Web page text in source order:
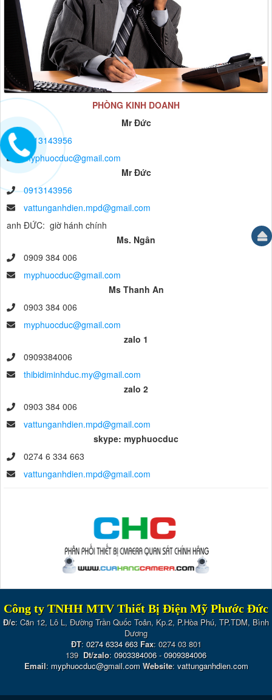
PHÒNG KINH DOANH
Mr Đức
0913143956
myphuocduc@gmail.com
Mr Đức
0913143956
vattunganhdien.mpd@gmail.com
anh ĐỨC: giờ hánh chính
Ms. Ngân
0909 384 006
myphuocduc@gmail.com
Ms Thanh An
0903 384 006
myphuocduc@gmail.com
zalo 1
0909384006
thibidiminhduc.my@gmail.com
zalo 2
0903 384 006
vattunganhdien.mpd@gmail.com
skype: myphuocduc
0274 6 334 663
vattunganhdien.mpd@gmail.com
Công ty TNHH MTV Thiết Bị Điện Mỹ Phước Đức
Đ/c: Căn 12, Lô L, Đường Trần Quốc Toản, Kp.2, P.Hòa Phú, TP.TDM, Bình
Dương
ĐT: 0274 6334 663 Fax: 0274 03 801
139 Dt/zalo: 0903384006-0909384006
Email: myphuocduc@gmail.com Website: vattunganhdien.com